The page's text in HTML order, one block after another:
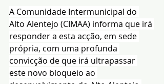
A Comunidade Intermunicipal do
Alto Alentejo (CIMAA) informa que irá
responder a esta acção, em sede
própria, com uma profunda
convicção de que irá ultrapassar
este novo bloqueio ao